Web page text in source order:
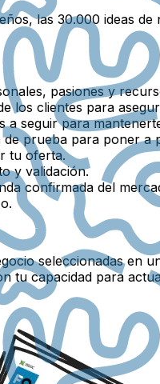
las 30.000 ideas
pasiones y
los clientes para
seguir para
prueba para poner
tu oferta.
y validación.
confirmada del
seleccionadas en
tu capacidad para